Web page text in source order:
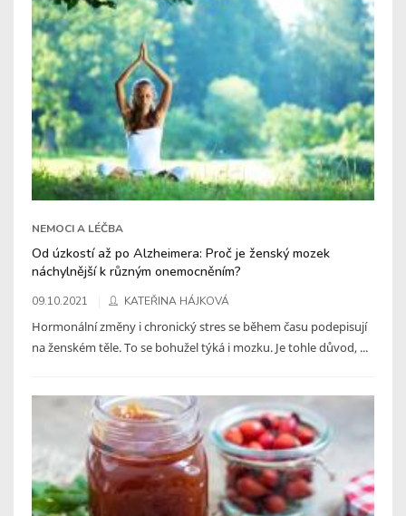
NEMOCI A LÉČBA
Od úzkostí až po Alzheimera: Proč je ženský mozek
náchylnější k různým onemocněním?
09.10.2021 KATEŘINA HÁJKOVÁ
Hormonální změny i chronický stres se během času podepisují
na ženském těle. To se bohužel týká i mozku. Je tohle důvod, ...